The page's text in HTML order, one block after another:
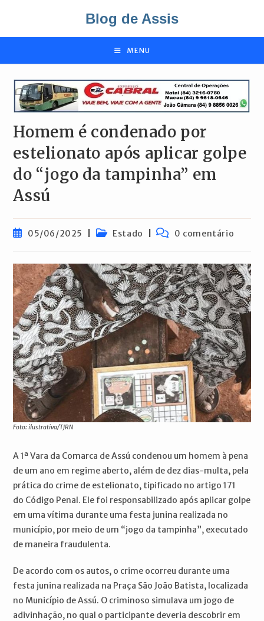
o
Blog de Assis
MENU
Homem é condenado por
estelionato após aplicar golpe
do “jogo da tampinha” em
Assú
Post05/06/2025
Categoria
Estado
Comentários
0 comentário
Foto: ilustrativa/TJRN
A 1ª Vara da Comarca de Assú condenou um homem à pena
de um ano em regime aberto, além de dez dias-multa, pela
prática do crime de estelionato, tipificado no artigo 171
do Código Penal. Ele foi responsabilizado após aplicar golpe
em uma vítima durante uma festa junina realizada no
município, por meio de um “jogo da tampinha”, executado
de maneira fraudulenta.
De acordo com os autos, o crime ocorreu durante uma
festa junina realizada na Praça São João Batista, localizada
no Município de Assú. O criminoso simulava um jogo de
adivinhação, no qual o participante deveria descobrir em